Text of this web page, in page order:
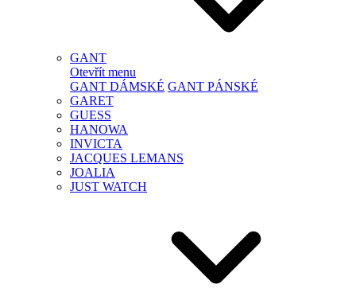
GANT
Otevřít menu
GANT DÁMSKÉ GANT PÁNSKÉ
GARET
GUESS
HANOWA
INVICTA
JACQUES LEMANS
JOALIA
JUST WATCH